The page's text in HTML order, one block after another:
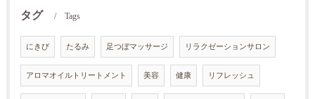
タグ Tags
にきび たるみ 足つぼマッサージ リラクゼーションサロン
アロマオイルトリートメント 美容 健康 リフレッシュ